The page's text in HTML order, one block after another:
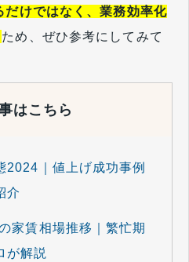
だけではなく、業務効率化
ため、ぜひ参考にしてみて
はこちら
2024｜値上げ成功事例
介
家賃相場推移｜繁忙期
が解説